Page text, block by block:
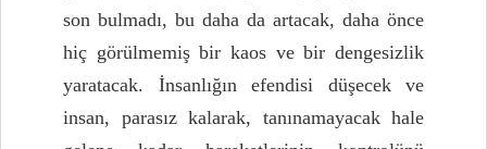
son bulmadı, bu daha da artacak, daha önce
hiç görülmemiş bir kaos ve bir dengesizlik
yaratacak. İnsanlığın efendisi düşecek ve
insan, parasız kalarak, tanınamayacak hale